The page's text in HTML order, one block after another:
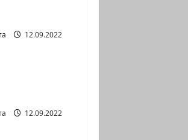
12.09.2022
сайте (архив)
12.09.2022